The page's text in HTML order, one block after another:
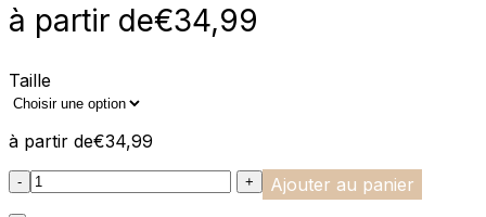
à partir de€34,99
Taille
à partir de€34,99
:product_name quantity
- + Ajouter au panier